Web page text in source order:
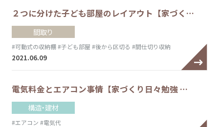
２つに分けた子ども部屋のレイアウト【家づく…
間取り
#可動式の収納棚#子ども部屋 #後から区切る #間仕切り収納
2021.06.09
電気料金とエアコン事情【家づくり日々勉強 …
構造・建材
#エアコン #電気代